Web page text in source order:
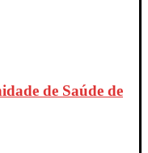
de Saúde de